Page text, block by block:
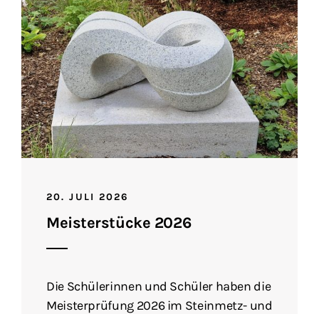
20. JULI 2026
Meisterstücke 2026
Die Schülerinnen und Schüler haben die
Meisterprüfung 2026 im Steinmetz- und